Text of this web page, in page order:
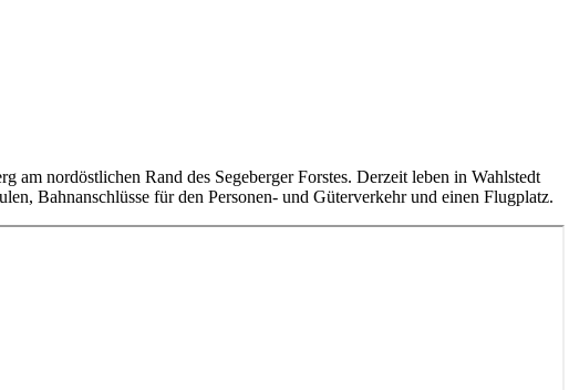
nordöstlichen Rand des Segeberger Forstes. Derzeit leben in Wahlstedt
Bahnanschlüsse für den Personen- und Güterverkehr und einen Flugplatz.